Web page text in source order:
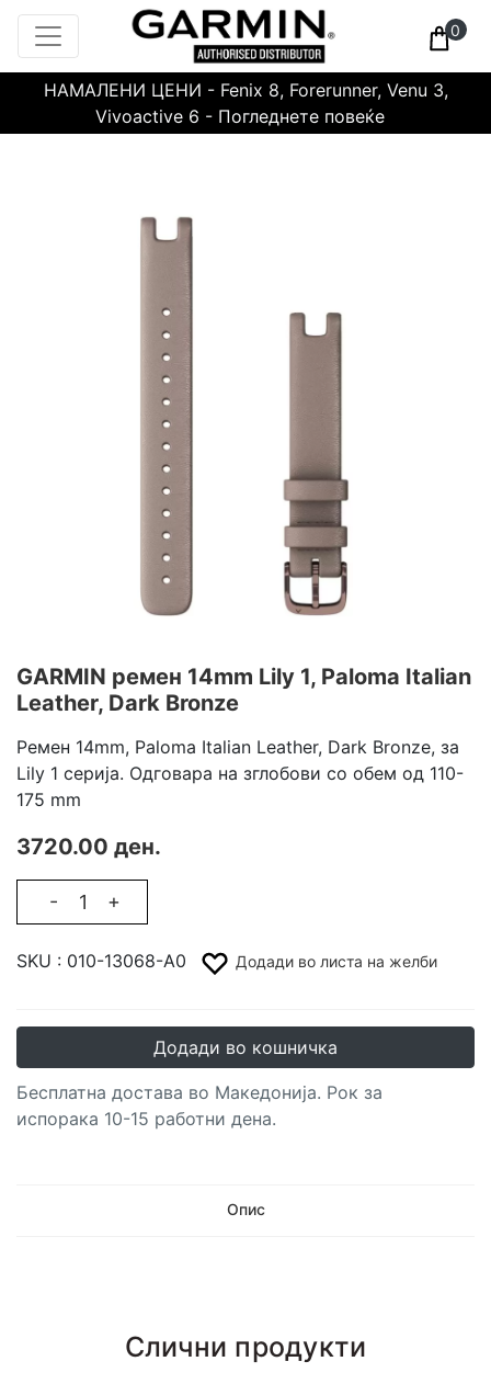
0
НАМАЛЕНИ ЦЕНИ - Fenix 8, Forerunner, Venu 3,
Vivoactive 6 - Погледнете повеќе
GARMIN ремен 14mm Lily 1, Paloma Italian
Leather, Dark Bronze
Ремен 14mm, Paloma Italian Leather, Dark Bronze, за
Lily 1 серија. Одговара на зглобови со обем од 110-
175 mm
3720.00 ден.
- +
SKU : 010-13068-A0 Додади во листа на желби
Додади во кошничка
Бесплатна достава во Македонија. Рок за
испорака 10-15 работни дена.
Опис
Слични продукти